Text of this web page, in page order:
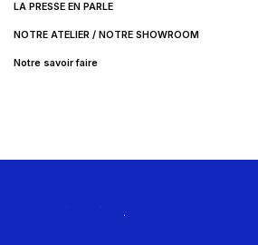
LA PRESSE EN PARLE
NOTRE ATELIER / NOTRE SHOWROOM
Notre savoir faire
Rejoignez le